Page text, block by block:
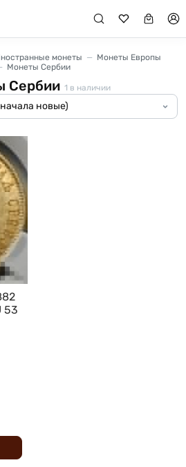
монеты
Монеты Европы
Монеты Сербии
Сербии 1 в наличии
53